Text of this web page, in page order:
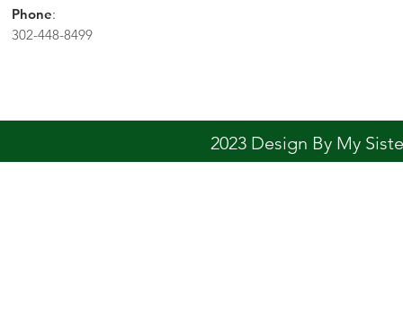
Phone:
302-448-8499
2023 Design By My